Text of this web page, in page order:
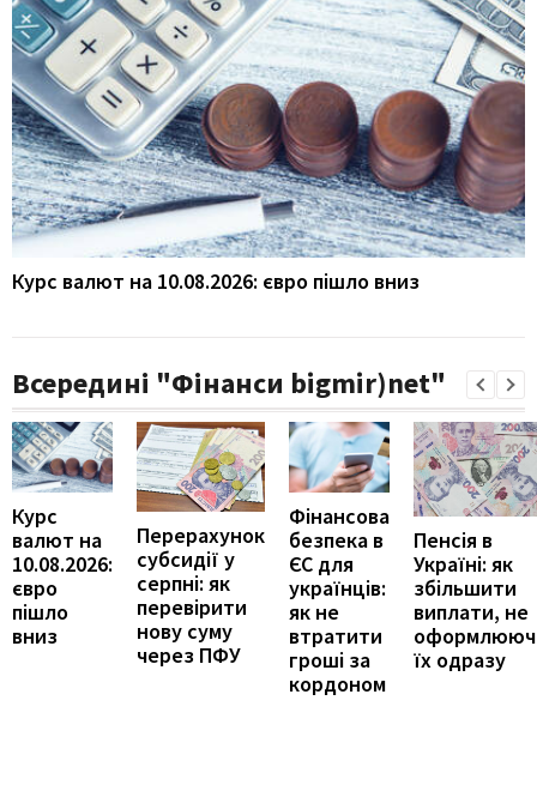
Курс валют на 10.08.2026: євро пішло вниз
Всередині "Фінанси bigmir)net"
Курс
валют на
10.08.2026:
євро
пішло
вниз
Перерахунок
субсидії у
серпні: як
перевірити
нову суму
через ПФУ
Фінансова
безпека в
ЄС для
українців:
як не
втратити
гроші за
кордоном
Пенсія в
Україні: як
збільшити
виплати, не
їх одразу